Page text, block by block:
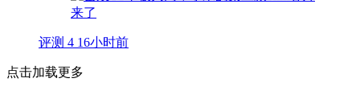
评测 4 16小时前
点击加载更多